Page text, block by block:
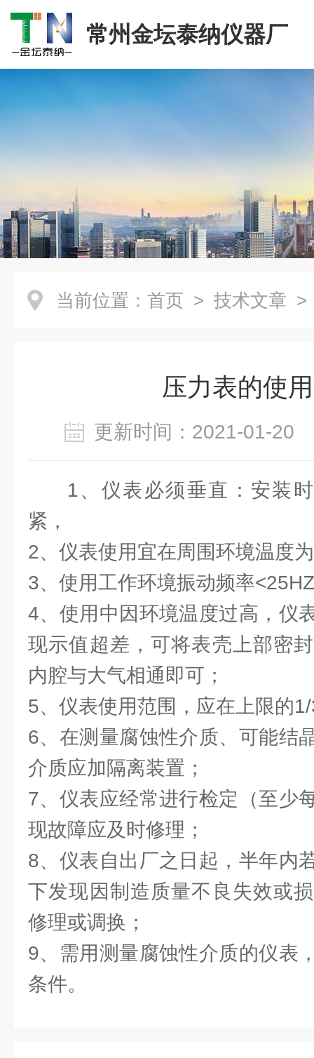
常州金坛泰纳仪器厂
当前位置： 首页 > 技术文章 >
压力表的使
更新时间：2021-01-
1、仪表必须垂直：安装
紧，
2、仪表使用宜在周围环境温度
3、使用工作环境振动频率
4、使用中因环境温度过高，仪
现示值超差，可将表壳上部密
内腔与大气相通即可；
5、仪表使用范围，应在上限的
6、在测量腐蚀性介质、可能结
介质应加隔离装置；
7、仪表应经常进行检定（至少
现故障应及时修理；
8、仪表自出厂之日起，半年内
下发现因制造质量不良失效或
修理或调换；
9、需用测量腐蚀性介质的仪表
条件。